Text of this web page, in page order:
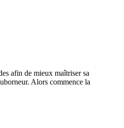
afin de mieux maîtriser sa
Alors commence la